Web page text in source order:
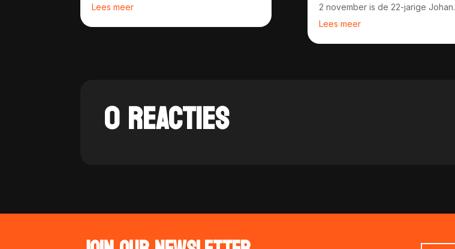
Lees meer
2 november is de 22-jarige
Lees meer
0 REACTIES